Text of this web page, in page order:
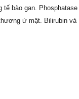
tế bào gan. Phosphatase
ứ mật. Bilirubin và